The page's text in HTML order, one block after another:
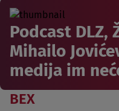
Podcast DLZ,
Mihailo
medija im
BEX